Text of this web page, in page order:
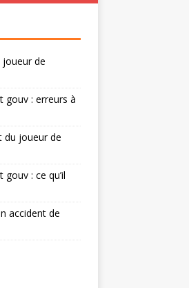
joueur de
gouv : erreurs à
du joueur de
: ce qu’il
accident de